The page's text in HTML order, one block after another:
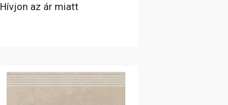
Hívjon az ár miatt